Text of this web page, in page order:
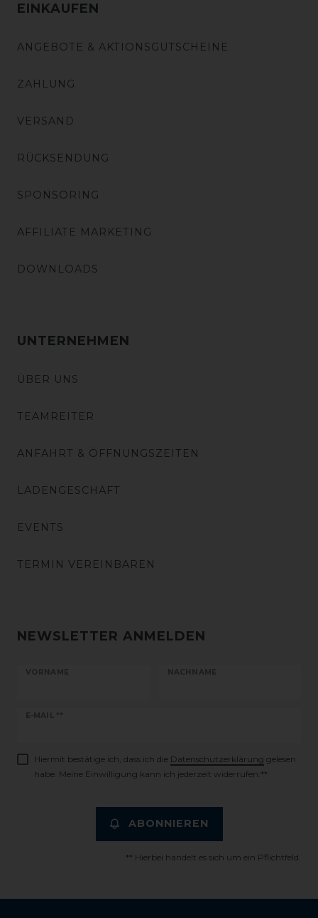
EINKAUFEN
ANGEBOTE & AKTIONSGUTSCHEINE
ZAHLUNG
VERSAND
RÜCKSENDUNG
SPONSORING
AFFILIATE MARKETING
DOWNLOADS
UNTERNEHMEN
ÜBER UNS
TEAMREITER
ANFAHRT & ÖFFNUNGSZEITEN
LADENGESCHÄFT
EVENTS
TERMIN VEREINBAREN
NEWSLETTER ANMELDEN
VORNAME NACHNAME
E-MAIL **
Newsletter
Hiermit bestätige ich, dass ich die Daten­schutz­erklärung gelesen
habe. Meine Einwilligung kann ich jederzeit widerrufen.**
ABONNIEREN
** Hierbei handelt es sich um ein Pflichtfeld.